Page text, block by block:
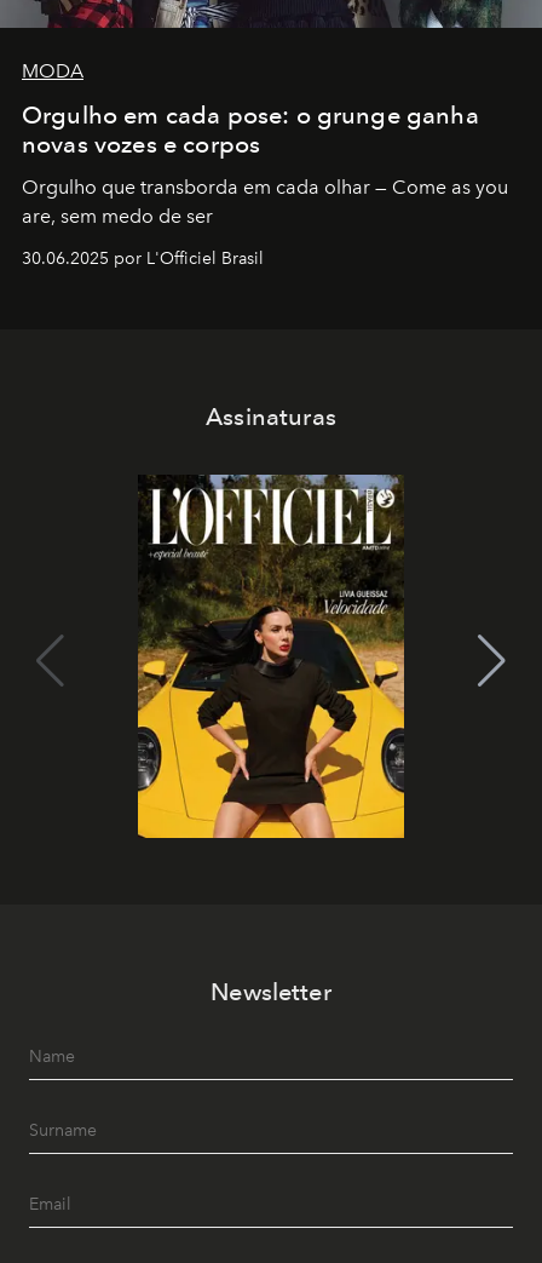
MODA
Orgulho em cada pose: o grunge ganha
novas vozes e corpos
Orgulho que transborda em cada olhar — Come as you
are, sem medo de ser
30.06.2025 por L'Officiel Brasil
Assinaturas
Newsletter